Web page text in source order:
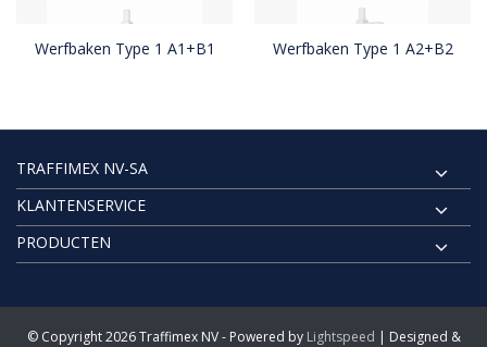
Werfbaken Type 1 A1+B1 Werfbaken Type 1 A2+B2
TRAFFIMEX NV-SA
KLANTENSERVICE
PRODUCTEN
© Copyright 2026 Traffimex NV - Powered by Lightspeed | Designed &